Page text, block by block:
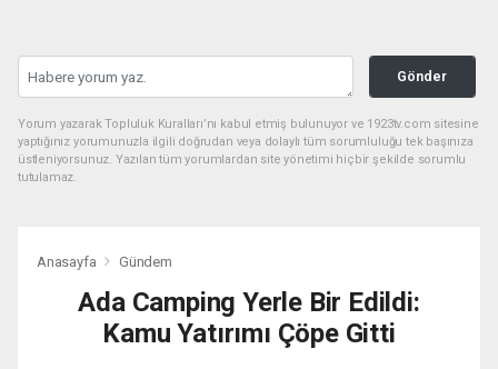
Gönder
Yorum yazarak Topluluk Kuralları’nı kabul etmiş bulunuyor ve 1923tv.com sitesine
yaptığınız yorumunuzla ilgili doğrudan veya dolaylı tüm sorumluluğu tek başınıza
üstleniyorsunuz. Yazılan tüm yorumlardan site yönetimi hiçbir şekilde sorumlu
tutulamaz.
Anasayfa Gündem
Ada Camping Yerle Bir Edildi:
Kamu Yatırımı Çöpe Gitti